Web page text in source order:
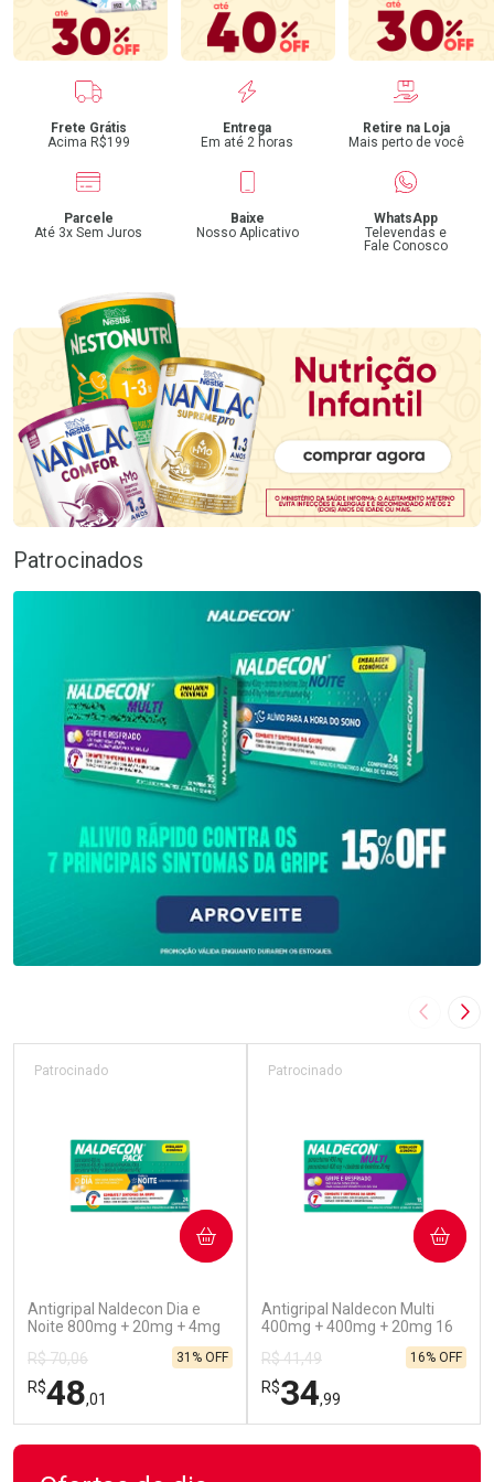
Benefícios
Frete Grátis
Acima R$199
Entrega
Em até 2 horas
Retire na Loja
Mais perto de você
Parcele
Até 3x Sem Juros
Baixe
Nosso Aplicativo
WhatsApp
Televendas e
Fale Conosco
Patrocinados
Imagem
Antigripal Naldecon Dia e
Noite 800mg + 20mg + 4mg
Patrocinado
R$ 70,06
R$48,01
31% OFF
COMPRAR
Antigripal Naldecon Multi
400mg + 400mg + 20mg 16
Patrocinado
R$ 41,49
R$34,99
16% OFF
COMPRAR